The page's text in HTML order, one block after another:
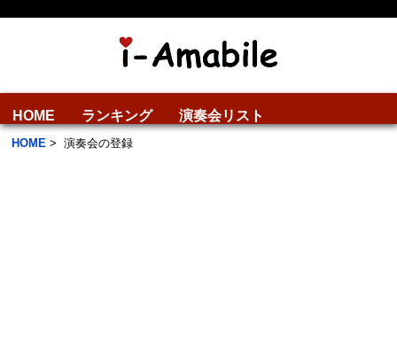
HOME ランキング 演奏会リスト
HOME > 演奏会の登録